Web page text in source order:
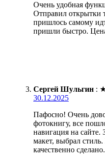
Очень удобная
Отправил открытки
пришлось самому
пришли быстро.
Сергей Шульгин :
30.12.2025
Пафосно! Очень
фотокнигу, все
навигация на сайте.
макет, выбрал стиль.
качественно